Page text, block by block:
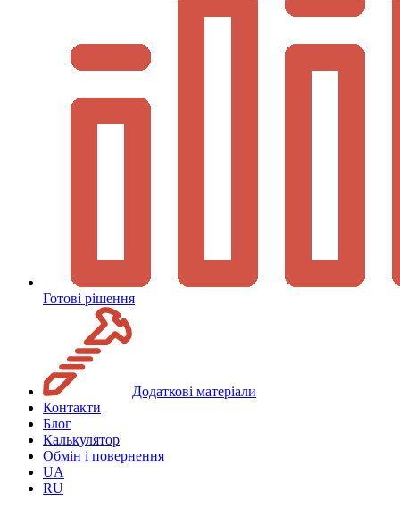
Готові рішення
Додаткові матеріали
Контакти
Блог
Калькулятор
Обмін і повернення
UA
RU